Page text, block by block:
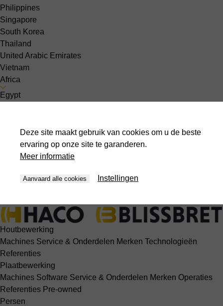
Philippines
Singapore
South Korea
Thailand
United Arabic Emirates
Vietnam
Africa
Egypt
Over ons
Contact
Nieuwsberichten
Houtbewerking
Machines Service & Onderdelen Merken Technologieën
Referenties
Plaatbewerking
Machines Software Service & Onderdelen Merken Operaties
Referenties Pre-owned
Persen
Deze site maakt gebruik van cookies om u de beste
ervaring op onze site te garanderen.
Meer informatie
Aanvaard alle cookies Instellingen